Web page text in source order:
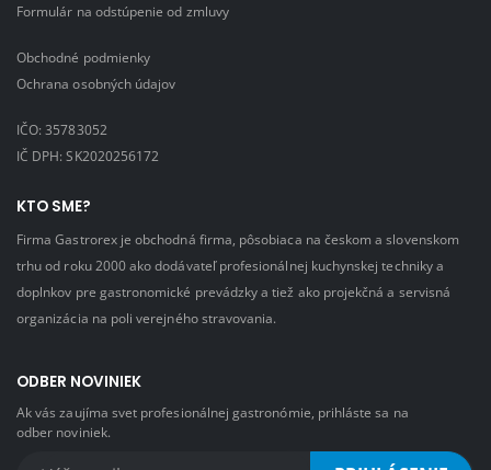
Formulár na odstúpenie od zmluvy
Obchodné podmienky
Ochrana osobných údajov
IČO: 35783052
IČ DPH: SK2020256172
KTO SME?
Firma Gastrorex je obchodná firma, pôsobiaca na českom a slovenskom
trhu od roku 2000 ako dodávateľ profesionálnej kuchynskej techniky a
doplnkov pre gastronomické prevádzky a tiež ako projekčná a servisná
organizácia na poli verejného stravovania.
ODBER NOVINIEK
Ak vás zaujíma svet profesionálnej gastronómie, prihláste sa na
odber noviniek.